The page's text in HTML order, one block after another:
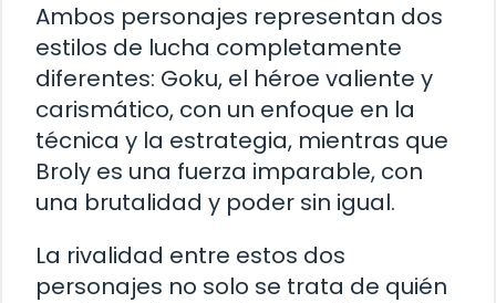
Ambos personajes representan dos
estilos de lucha completamente
diferentes: Goku, el héroe valiente y
carismático, con un enfoque en la
técnica y la estrategia, mientras que
Broly es una fuerza imparable, con
una brutalidad y poder sin igual.
La rivalidad entre estos dos
personajes no solo se trata de quién